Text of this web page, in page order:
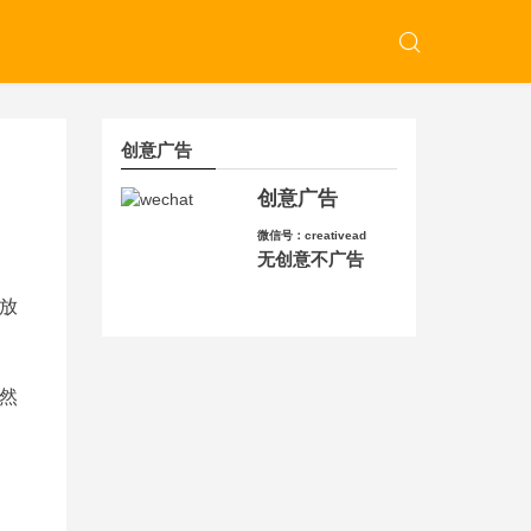
创意广告
创意广告
微信号：creativead
无创意不广告